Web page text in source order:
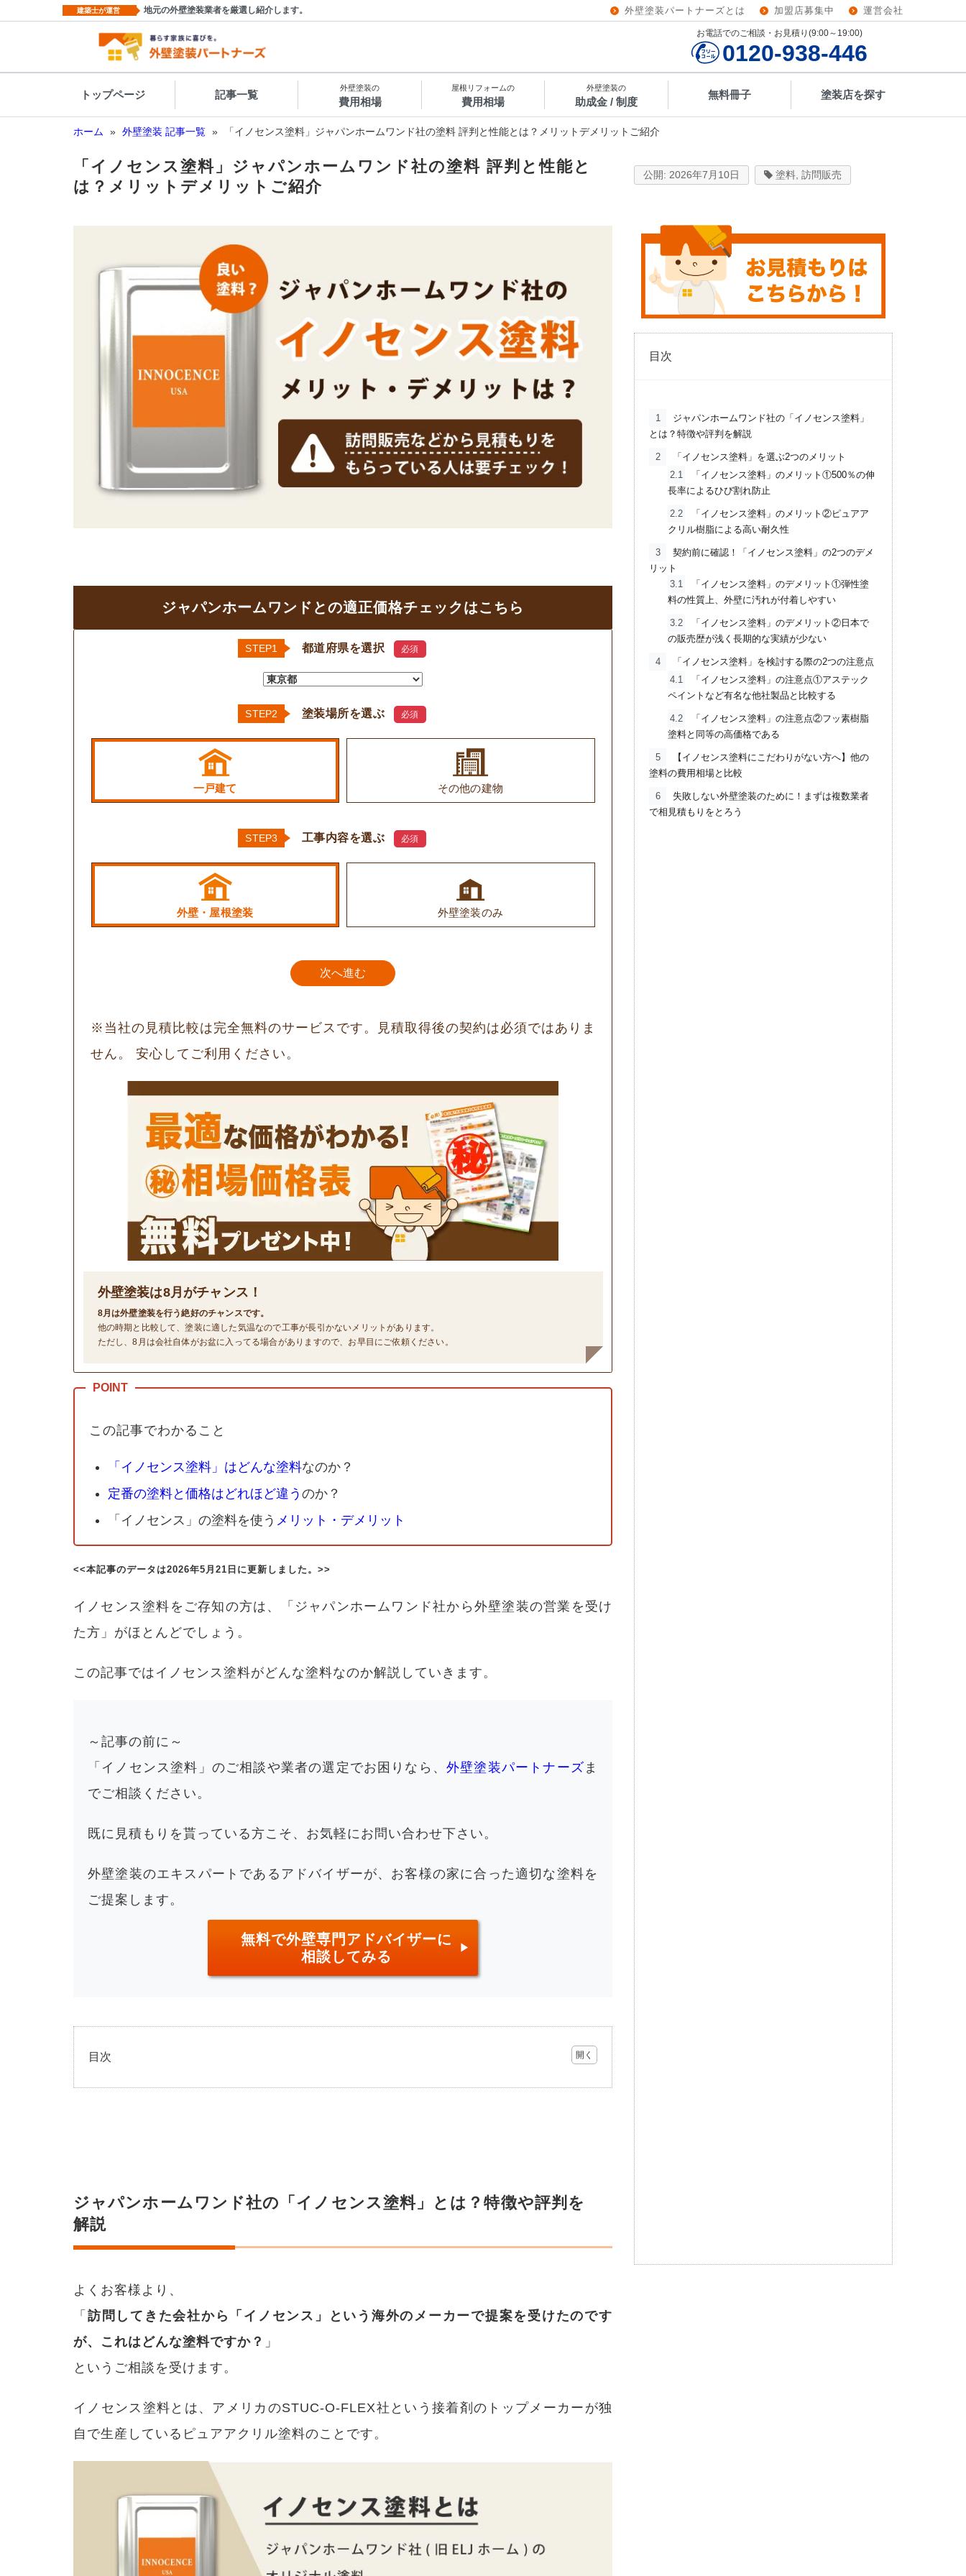
建築士が運営 地元の外壁塗装業者を厳選し紹介します。 外壁塗装パートナーズとは 加盟店募集中 運営会社
お電話でのご相談・お見積り(9:00～19:00)
0120-938-446
トップページ 記事一覧
外壁塗装の
費用相場
屋根リフォームの
費用相場
外壁塗装の
助成金 / 制度
無料冊子 塗装店を探す
ホーム » 外壁塗装 記事一覧 » 「イノセンス塗料」ジャパンホームワンド社の塗料 評判と性能とは？メリットデメリットご紹介
「イノセンス塗料」ジャパンホームワンド社の塗料 評判と性能と
は？メリットデメリットご紹介
ジャパンホームワンドとの適正価格チェックはこちら
STEP1 都道府県を選択 必須
STEP2 塗装場所を選ぶ 必須
一戸建て その他の建物
STEP3 工事内容を選ぶ 必須
外壁・屋根塗装 外壁塗装のみ
次へ進む
※当社の見積比較は完全無料のサービスです。見積取得後の契約は必須ではありま
せん。 安心してご利用ください。
外壁塗装は8月がチャンス！
8月は外壁塗装を行う絶好のチャンスです。
他の時期と比較して、塗装に適した気温なので工事が長引かないメリットがあります。
ただし、8月は会社自体がお盆に入ってる場合がありますので、お早目にご依頼ください。
この記事でわかること
「イノセンス塗料」はどんな塗料なのか？
定番の塗料と価格はどれほど違う のか？
「イノセンス」の塗料を使う メリット・デメリット
<<本記事のデータは2026年5月21日に更新しました。>>
イノセンス塗料をご存知の方は、
「ジャパンホームワンド社から外壁塗装の営業を受け
た方」 がほとんどでしょう。
この記事ではイノセンス塗料がどんな塗料なのか解説していきます。
～記事の前に～
「イノセンス塗料」のご相談や業者の選定でお困りなら、外壁塗装パートナーズ ま
でご相談ください。
既に見積もりを貰っている方こそ、お気軽にお問い合わせ下さい。
外壁塗装のエキスパートであるアドバイザーが、お客様の家に合った適切な塗料を
ご提案します。
無料で外壁専門アドバイザーに
相談してみる
目次
ジャ
ンス
塗
料」
や評
判を
解説
「イ
ノセ
ンス
料」
を選
ぶ2
2.1
塗料」
ジャパンホームワンド社の「イノセンス塗料」とは？特徴や評判を
解説
よくお客様より、
「 訪問してきた会社から「イノセンス」という海外のメーカーで提案を受けたのです
が、これはどんな塗料ですか？ 」
というご相談を受けます。
イノセンス塗料とは、アメリカのSTUC-O-FLEX社という接着剤のトップメーカーが独
自で生産しているピュアアクリル塗料のことです。
2026年7月10日 塗料 訪問販売
目次
1
ジャパンホームワンド社の「イノセンス塗料」
とは？特徴や評判を解説
2
「イノセンス塗料」を選ぶ2つのメリット
2.1
「イノセンス塗料」のメリット①500％の伸
長率によるひび割れ防止
2.2
「イノセンス塗料」のメリット②ピュアア
クリル樹脂による高い耐久性
3
契約前に確認！「イノセンス塗料」の2つのデメ
リット
3.1
「イノセンス塗料」のデメリット①弾性塗
料の性質上、外壁に汚れが付着しやすい
3.2
「イノセンス塗料」のデメリット②日本で
の販売歴が浅く長期的な実績が少ない
4
「イノセンス塗料」を検討する際の2つの注意点
4.1
「イノセンス塗料」の注意点①アステック
ペイントなど有名な他社製品と比較する
4.2
「イノセンス塗料」の注意点②フッ素樹脂
塗料と同等の高価格である
5
【イノセンス塗料にこだわりがない方へ】他の
塗料の費用相場と比較
6
失敗しない外壁塗装のために！まずは複数業者
で相見積もりをとろう